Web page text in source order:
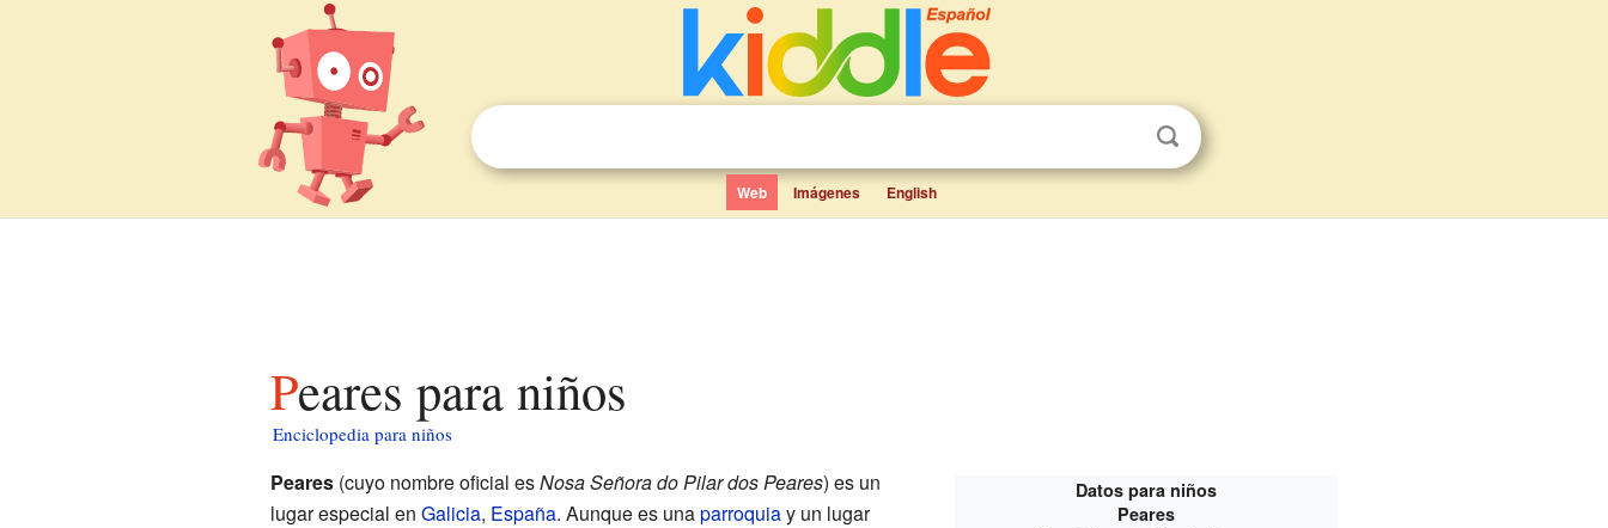
Web Imágenes English
Peares para niños
Enciclopedia para niños
Datos para niños
Peares
Peares(cuyo nombre oficial esNosa Señora do Pilar dos Peares) es un
lugar especial en Galicia, España. Aunque es unaparroquiay un lugar